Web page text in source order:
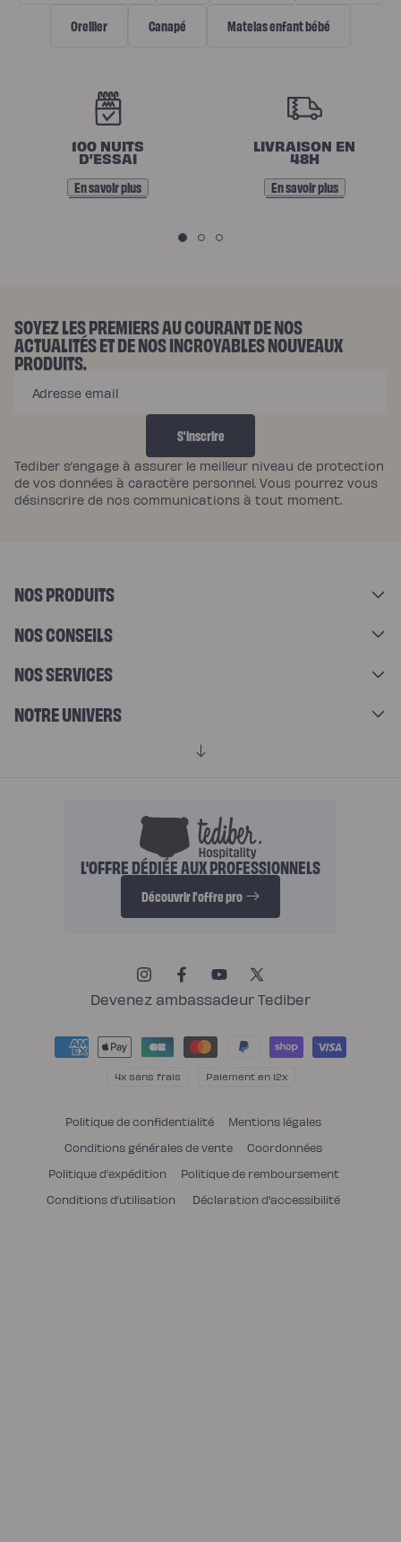
Oreiller Canapé Matelas enfant bébé
E
M
S
100 NUITS
D’ESSAI
En savoir plus
LIVRAISON EN
48H
En savoir plus
SOYEZ LES PREMIERS AU COURANT DE NOS
ACTUALITÉS ET DE NOS INCROYABLES NOUVEAUX
PRODUITS.
Adresse email
S'inscrire
Tediber s’engage à assurer le meilleur niveau de protection
de vos données à caractère personnel. Vous pourrez vous
désinscrire de nos communications à tout moment.
NOS PRODUITS
NOS CONSEILS
NOS SERVICES
NOTRE UNIVERS
L'OFFRE DÉDIÉE AUX PROFESSIONNELS
Découvrir l'offre pro
InstagramFacebookYouTube
X
(Twitter)
Devenez ambassadeur Tediber
paiement
4x sans frais Paiement en 12x
Politique de confidentialité
Mentions légales
Conditions générales de vente
Coordonnées
Politique d’expédition
Politique de remboursement
Conditions d’utilisation
Déclaration d'accessibilité